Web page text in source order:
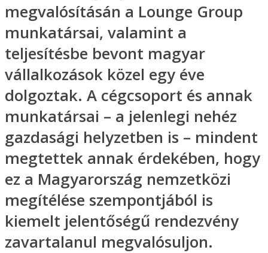
megvalósításán a Lounge Group
munkatársai, valamint a
teljesítésbe bevont magyar
vállalkozások közel egy éve
dolgoztak. A cégcsoport és annak
munkatársai – a jelenlegi nehéz
gazdasági helyzetben is – mindent
megtettek annak érdekében, hogy
ez a Magyarország nemzetközi
megítélése szempontjából is
kiemelt jelentőségű rendezvény
zavartalanul megvalósuljon.